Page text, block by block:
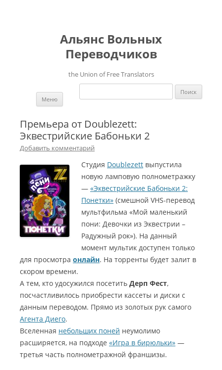
Альянс Вольных
Переводчиков
the Union of Free Translators
Найти:
Меню
Премьера от Doublezett:
Эквестрийские Бабоньки 2
Добавить комментарий
Студия Doublezett выпустила
новую ламповую полнометражку
— «Эквестрийские Бабоньки 2:
Понетки» (смешной VHS-перевод
мультфильма «Мой маленький
пони: Девочки из Эквестрии –
Радужный рок»). На данный
момент мультик доступен только
для просмотра онлайн. На торренты будет залит в
скором времени.
А тем, кто удосужился посетить Дерп Фест,
посчастливилось приобрести кассеты и диски с
данным переводом. Прямо из золотых рук самого
Агента Диего.
Вселенная небольших поней неумолимо
расширяется, на подходе «Игра в бирюльки» —
третья часть полнометражной франшизы.